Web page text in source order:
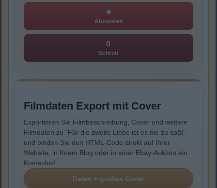
★
Abzuraten
0
Schrott
Filmdaten Export mit Cover
Exportieren Sie Filmbeschreibung, Cover und weitere
Filmdaten zu "Für die zweite Liebe ist es nie zu spät"
und binden Sie den HTML-Code direkt auf Ihrer
Website, in Ihrem Blog oder in einer Ebay-Auktion ein.
Kostenlos!